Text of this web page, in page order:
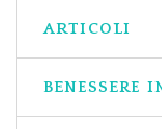
ARTICOLI
BENESSERE